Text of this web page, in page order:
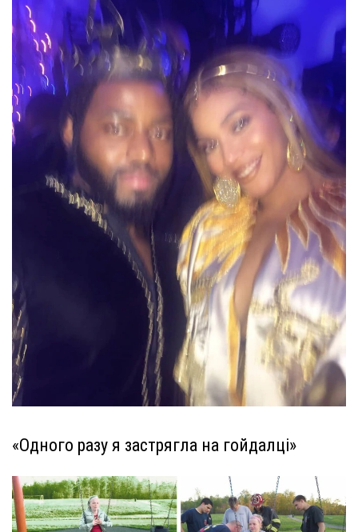
«Одного разу я застрягла на гойдалці»